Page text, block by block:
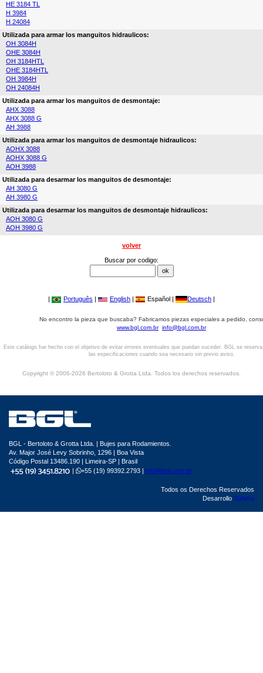
HE 3184 TL
H 3984
H 24084
Utilizada para armar los manguitos hidraulicos:
OH 3084H
OHE 3084H
OH 3184HTL
OHE 3184HTL
OH 3984H
OH 24084H
Utilizada para armar los manguitos de desmontaje:
AHX 3088
AHX 3088 G
AH 3988
Utilizada para armar los manguitos de desmontaje hidraulicos:
AOHX 3088
AOHX 3088 G
AOH 3988
Utilizada para desarmar los manguitos de desmontaje:
AH 3080 G
AH 3980 G
Utilizada para desarmar los manguitos de desmontaje hidraulicos:
AOH 3080 G
AOH 3980 G
volver
Buscar por codigo:
| Português | English | Español | Deutsch |
No encontro la pieza que buscaba? Fabricamos piezas especiales a pedido,
www.bgl.com.br info@bgl.com.br
Este catálogo fue hecho con el objetivo de evitar errores eventuales que puedan suceder. BGL se
las especificaciones cuando sea necesario sin previo aviso.
Copyright © 2006-2026 Bertoloto & Grotta Ltda. Todos los derechos reservados.
BGL - Bertoloto & Grotta Ltda. | Bujes para Rodamientos.
Av. Major José Levy Sobrinho, 1296 | Boa Vista
Código Postal 13486.190 | Limeira-SP | Brasil
|
+55 (19) 99392.2793 | info@bgl.com.br
Todos os Derechos Reservados
Desarrollo Sphera